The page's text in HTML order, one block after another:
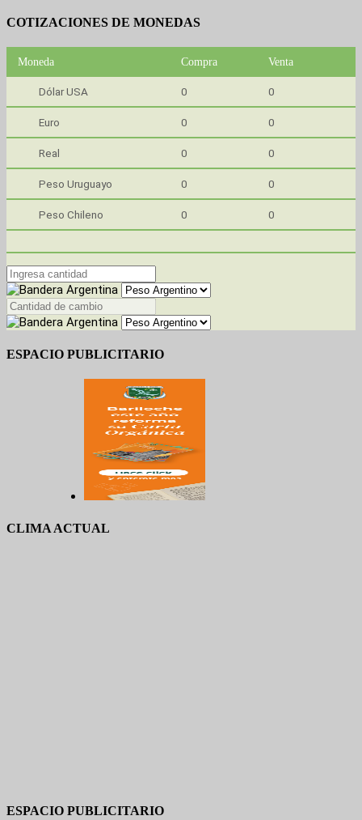
COTIZACIONES DE MONEDAS
Moneda Compra Venta
Dólar USA 0 0
Euro 0 0
Real 0 0
Peso Uruguayo 0 0
Peso Chileno 0 0
ESPACIO PUBLICITARIO
CLIMA ACTUAL
ESPACIO PUBLICITARIO